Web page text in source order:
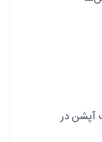
آپشن در